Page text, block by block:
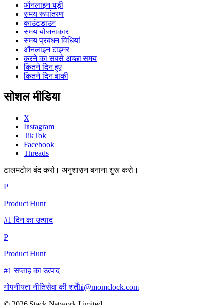
ऑनलाइन घड़ी
समय रूपांतरण
काउंटडाउन
समय योजनाकार
समय प्रबंधन विधियां
ऑनलाइन टाइमर
करने का सबसे अच्छा समय
कितने दिन हुए
कितने दिन बाकी
सोशल मीडिया
X
Instagram
TikTok
Facebook
Threads
टालमटोल बंद करो। अनुशासन बनाना शुरू करो।
P
Product Hunt
#1 दिन का उत्पाद
P
Product Hunt
#1 सप्ताह का उत्पाद
गोपनीयता नीतिसेवा की शर्तेंhi@momclock.com